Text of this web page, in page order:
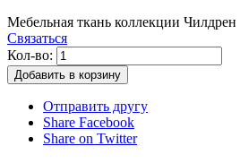
Мебельная ткань коллекции Чилдрен
Связаться
Кол-во:
Добавить в корзину
Отправить другу
Share Facebook
Share on Twitter